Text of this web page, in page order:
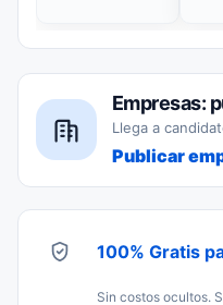
Empresas:
Llega a
Publicar
100% Gratis
Sin costos ocultos.